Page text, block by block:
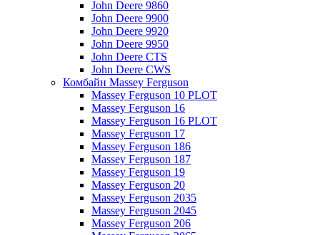
John Deere 9860
John Deere 9900
John Deere 9920
John Deere 9950
John Deere CTS
John Deere CWS
Комбайн Massey Ferguson
Massey Ferguson 10 PLOT
Massey Ferguson 16
Massey Ferguson 16 PLOT
Massey Ferguson 17
Massey Ferguson 186
Massey Ferguson 187
Massey Ferguson 19
Massey Ferguson 20
Massey Ferguson 2035
Massey Ferguson 2045
Massey Ferguson 206